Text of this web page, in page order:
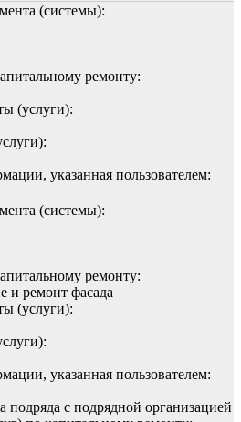
(системы):
ремонту:
(услуги):
указанная пользователем:
(системы):
ремонту:
и ремонт фасада
(услуги):
указанная пользователем:
подряда с подрядной организацией